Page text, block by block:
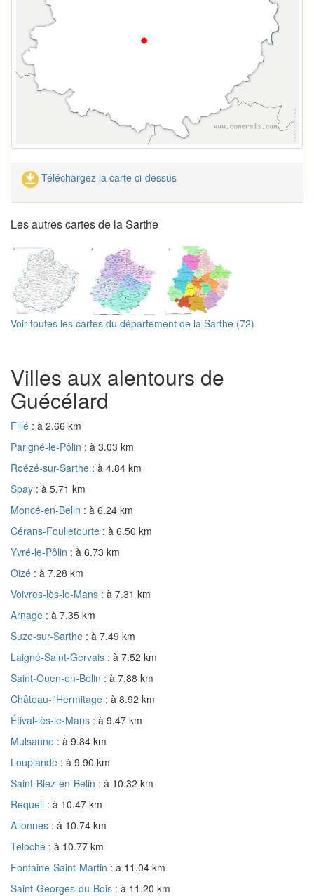
Téléchargez la carte ci-dessus
Les autres cartes de la Sarthe
Voir toutes les cartes du département de la Sarthe (72)
Villes aux alentours de
Guécélard
Fillé : à 2.66 km
Parigné-le-Pôlin : à 3.03 km
Roézé-sur-Sarthe : à 4.84 km
Spay : à 5.71 km
Moncé-en-Belin : à 6.24 km
Cérans-Foulletourte : à 6.50 km
Yvré-le-Pôlin : à 6.73 km
Oizé : à 7.28 km
Voivres-lès-le-Mans : à 7.31 km
Arnage : à 7.35 km
Suze-sur-Sarthe : à 7.49 km
Laigné-Saint-Gervais : à 7.52 km
Saint-Ouen-en-Belin : à 7.88 km
Château-l'Hermitage : à 8.92 km
Étival-lès-le-Mans : à 9.47 km
Mulsanne : à 9.84 km
Louplande : à 9.90 km
Saint-Biez-en-Belin : à 10.32 km
Requeil : à 10.47 km
Allonnes : à 10.74 km
Teloché : à 10.77 km
Fontaine-Saint-Martin : à 11.04 km
Saint-Georges-du-Bois : à 11.20 km